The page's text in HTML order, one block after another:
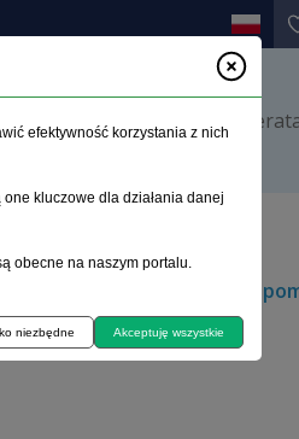
Kontakt
w okresie
efektywność korzystania z nich
kluczowe dla działania danej
obecne na naszym portalu.
niezbędne Akceptuję wszystkie